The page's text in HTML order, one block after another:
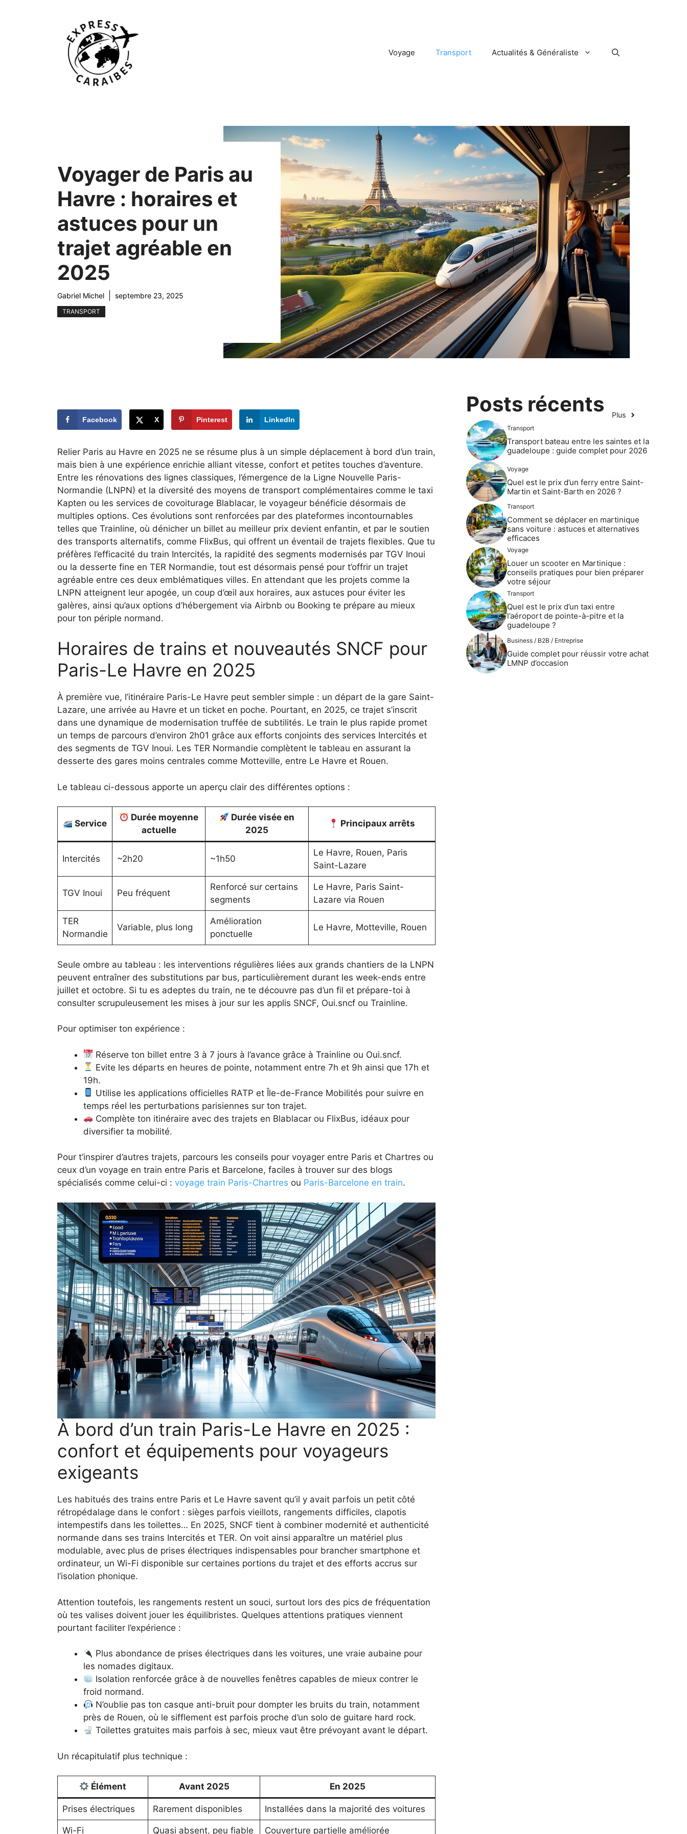
Voyage Transport Actualités & Généraliste
Voyager de Paris au
Havre : horaires et
astuces pour un
trajet agréable en
2025
Gabriel Michel septembre 23, 2025
TRANSPORT
Facebook X Pinterest LinkedIn
Relier Paris au Havre en 2025 ne se résume plus à un simple déplacement à bord d’un train,
mais bien à une expérience enrichie alliant vitesse, confort et petites touches d’aventure.
Entre les rénovations des lignes classiques, l’émergence de la Ligne Nouvelle Paris-
Normandie (LNPN) et la diversité des moyens de transport complémentaires comme le taxi
Kapten ou les services de covoiturage Blablacar, le voyageur bénéficie désormais de
multiples options. Ces évolutions sont renforcées par des plateformes incontournables
telles que Trainline, où dénicher un billet au meilleur prix devient enfantin, et par le soutien
des transports alternatifs, comme FlixBus, qui offrent un éventail de trajets flexibles. Que tu
préfères l’efficacité du train Intercités, la rapidité des segments modernisés par TGV Inoui
ou la desserte fine en TER Normandie, tout est désormais pensé pour t’offrir un trajet
agréable entre ces deux emblématiques villes. En attendant que les projets comme la
LNPN atteignent leur apogée, un coup d’œil aux horaires, aux astuces pour éviter les
galères, ainsi qu’aux options d’hébergement via Airbnb ou Booking te prépare au mieux
pour ton périple normand.
Horaires de trains et nouveautés SNCF pour
Paris-Le Havre en 2025
À première vue, l’itinéraire Paris-Le Havre peut sembler simple : un départ de la gare Saint-
Lazare, une arrivée au Havre et un ticket en poche. Pourtant, en 2025, ce trajet s’inscrit
dans une dynamique de modernisation truffée de subtilités. Le train le plus rapide promet
un temps de parcours d’environ 2h01 grâce aux efforts conjoints des services Intercités et
des segments de TGV Inoui. Les TER Normandie complètent le tableau en assurant la
desserte des gares moins centrales comme Motteville, entre Le Havre et Rouen.
Le tableau ci-dessous apporte un aperçu clair des différentes options :
Service
Durée moyenne
actuelle
Durée visée en
2025
Principaux arrêts
Intercités ~2h20 ~1h50
Le Havre, Rouen, Paris
Saint-Lazare
TGV Inoui Peu fréquent
Renforcé sur certains
segments
Le Havre, Paris Saint-
Lazare via Rouen
TER
Normandie
Variable, plus long
Amélioration
ponctuelle
Le Havre, Motteville, Rouen
Seule ombre au tableau : les interventions régulières liées aux grands chantiers de la LNPN
peuvent entraîner des substitutions par bus, particulièrement durant les week-ends entre
juillet et octobre. Si tu es adeptes du train, ne te découvre pas d’un fil et prépare-toi à
consulter scrupuleusement les mises à jour sur les applis SNCF, Oui.sncf ou Trainline.
Pour optimiser ton expérience :
Réserve ton billet entre 3 à 7 jours à l’avance grâce à Trainline ou Oui.sncf.
Evite les départs en heures de pointe, notamment entre 7h et 9h ainsi que 17h et
19h.
Utilise les applications officielles RATP et Île-de-France Mobilités pour suivre en
temps réel les perturbations parisiennes sur ton trajet.
Complète ton itinéraire avec des trajets en Blablacar ou FlixBus, idéaux pour
diversifier ta mobilité.
Pour t’inspirer d’autres trajets, parcours les conseils pour voyager entre Paris et Chartres ou
ceux d’un voyage en train entre Paris et Barcelone, faciles à trouver sur des blogs
spécialisés comme celui-ci : voyage train Paris-Chartres ou Paris-Barcelone en train.
À bord d’un train Paris-Le Havre en 2025 :
confort et équipements pour voyageurs
exigeants
Les habitués des trains entre Paris et Le Havre savent qu’il y avait parfois un petit côté
rétropédalage dans le confort : sièges parfois vieillots, rangements difficiles, clapotis
intempestifs dans les toilettes… En 2025, SNCF tient à combiner modernité et authenticité
normande dans ses trains Intercités et TER. On voit ainsi apparaître un matériel plus
modulable, avec plus de prises électriques indispensables pour brancher smartphone et
ordinateur, un Wi-Fi disponible sur certaines portions du trajet et des efforts accrus sur
l’isolation phonique.
Attention toutefois, les rangements restent un souci, surtout lors des pics de fréquentation
où tes valises doivent jouer les équilibristes. Quelques attentions pratiques viennent
pourtant faciliter l’expérience :
Plus abondance de prises électriques dans les voitures, une vraie aubaine pour
les nomades digitaux.
Isolation renforcée grâce à de nouvelles fenêtres capables de mieux contrer le
froid normand.
N’oublie pas ton casque anti-bruit pour dompter les bruits du train, notamment
près de Rouen, où le sifflement est parfois proche d’un solo de guitare hard rock.
Toilettes gratuites mais parfois à sec, mieux vaut être prévoyant avant le départ.
Un récapitulatif plus technique :
Élément Avant 2025 En 2025
Prises électriques Rarement disponibles Installées dans la majorité des voitures
Wi-Fi Quasi absent, peu fiable Couverture partielle améliorée
Posts récents Plus
Transport
Transport bateau entre les saintes et la
guadeloupe : guide complet pour 2026
Voyage
Quel est le prix d’un ferry entre Saint-
Martin et Saint-Barth en 2026 ?
Transport
Comment se déplacer en martinique
sans voiture : astuces et alternatives
efficaces
Voyage
Louer un scooter en Martinique :
conseils pratiques pour bien préparer
votre séjour
Transport
Quel est le prix d’un taxi entre
l’aéroport de pointe-à-pitre et la
guadeloupe ?
Business / B2B / Entreprise
Guide complet pour réussir votre achat
LMNP d’occasion